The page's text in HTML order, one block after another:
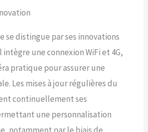
dans la détection et
l'évitement des obstacles.
15 zones de tonte
différentes: Avec
vous pouvez facilement
configurer des tâches de
tonte pour jusqu'à 15
se distingue par ses innovations
une connexion WiFi et 4G,
pratique pour assurer une
Les mises à jour régulières du
continuellement ses
une personnalisation